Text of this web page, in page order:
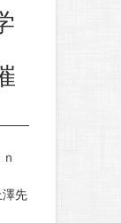
ｎ
澤先